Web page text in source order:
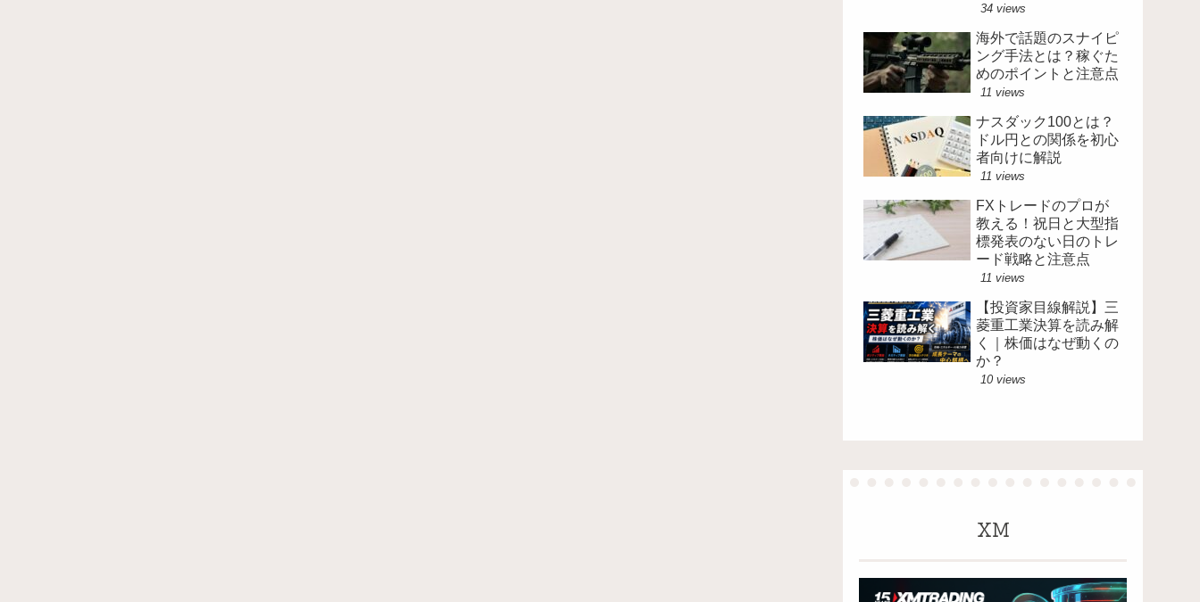
34 views
海外で話題のスナイピ
ング手法とは？稼ぐた
めのポイントと注意点
11 views
ナスダック100とは？
ドル円との関係を初心
者向けに解説
11 views
FXトレードのプロが
教える！祝日と大型指
標発表のない日のトレ
ード戦略と注意点
11 views
【投資家目線解説】三
菱重工業決算を読み解
く｜株価はなぜ動くの
か？
10 views
XM